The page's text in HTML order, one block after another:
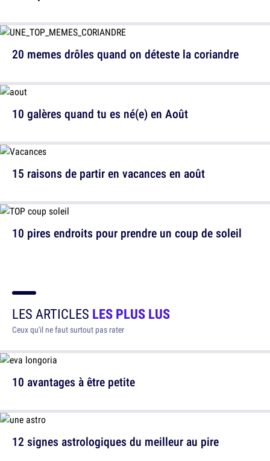
20 memes drôles quand on déteste la coriandre
15 raisons de partir en vacances en août
10 galères quand tu es né(e) en Août
10 pires endroits pour prendre un coup de soleil
LES ARTICLES LES PLUS LUS
Ceux qu'il ne faut surtout pas rater
10 avantages à être petite
12 signes astrologiques du meilleur au pire